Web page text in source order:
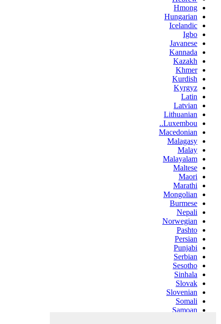
Hmong
Hungarian
Icelandic
Igbo
Javanese
Kannada
Kazakh
Khmer
Kurdish
Kyrgyz
Latin
Latvian
Lithuanian
Luxembou..
Macedonian
Malagasy
Malay
Malayalam
Maltese
Maori
Marathi
Mongolian
Burmese
Nepali
Norwegian
Pashto
Persian
Punjabi
Serbian
Sesotho
Sinhala
Slovak
Slovenian
Somali
Samoan